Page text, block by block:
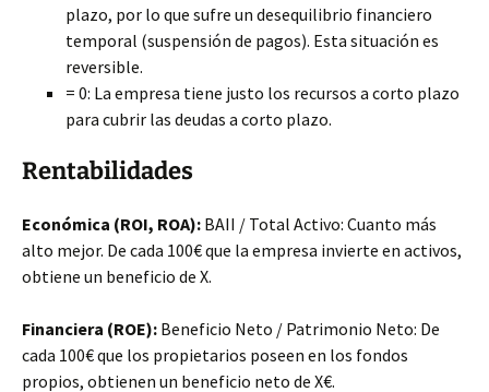
plazo, por lo que sufre un desequilibrio financiero
temporal (suspensión de pagos). Esta situación es
reversible.
= 0: La empresa tiene justo los recursos a corto plazo
para cubrir las deudas a corto plazo.
Rentabilidades
Económica (ROI, ROA): BAII / Total Activo: Cuanto más
alto mejor. De cada 100€ que la empresa invierte en activos,
obtiene un beneficio de X.
Financiera (ROE): Beneficio Neto / Patrimonio Neto: De
cada 100€ que los propietarios poseen en los fondos
propios, obtienen un beneficio neto de X€.